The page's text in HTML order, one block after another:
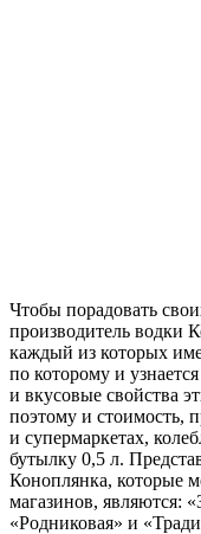
Чтобы порадовать
производитель водки
каждый из которых
по которому и
и вкусовые свойства
поэтому и стоимость,
и супермаркетах,
бутылку 0,5 л.
Коноплянка, которые
магазинов, являются:
«Родниковая» и